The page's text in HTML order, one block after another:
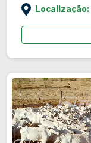
Localização: